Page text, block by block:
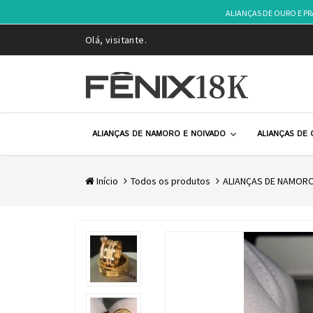
ALIANÇAS DE OURO E
Olá, visitante.
ALIANÇAS DE NAMORO E NOIVADO ALIANÇAS DE
Início Todos os produtos ALIANÇAS DE